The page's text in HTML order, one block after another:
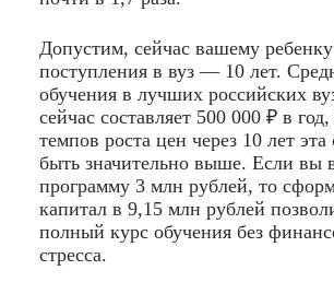
Допустим, сейчас вашему
поступления в вуз — 10 лет.
обучения в лучших российских
сейчас составляет 500 000 ₽ в
темпов роста цен через 10 лет
быть значительно выше. Если вы
программу 3 млн рублей, то
капитал в 9,15 млн рублей
полный курс обучения без
стресса.